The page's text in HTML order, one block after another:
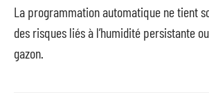
La programmation automatique ne tient
des risques liés à l’humidité persistante
gazon.